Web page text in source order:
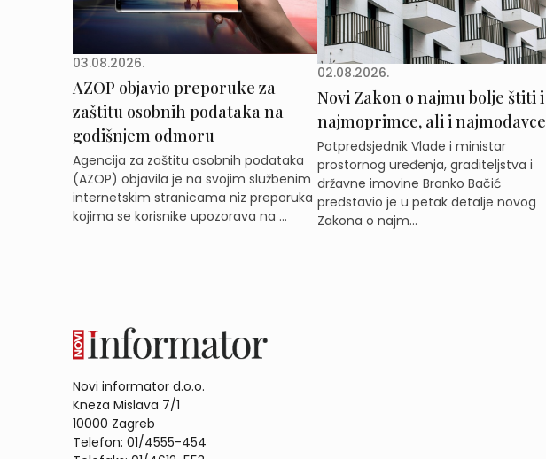
03.08.2026.
AZOP objavio preporuke za
zaštitu osobnih podataka na
godišnjem odmoru
Agencija za zaštitu osobnih podataka
(AZOP) objavila je na svojim službenim
internetskim stranicama niz preporuka
kojima se korisnike upozorava na ...
02.08.2026.
Novi Zakon o najmu bolje štiti i
najmoprimce, ali i najmodavce
Potpredsjednik Vlade i ministar
prostornog uređenja, graditeljstva i
državne imovine Branko Bačić
predstavio je u petak detalje novog
Zakona o najm...
Novi informator d.o.o.
Kneza Mislava 7/1
10000 Zagreb
Telefon: 01/4555-454